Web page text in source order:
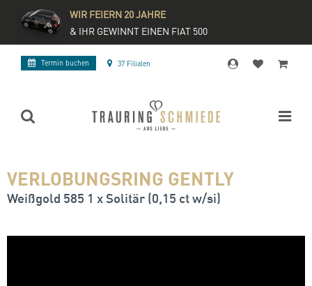
WIR FEIERN 20 JAHRE
& IHR GEWINNT EINEN FIAT 500
Termin buchen 37 Filialen
VERLOBUNGSRING GENTLY
Weißgold 585 1 x Solitär (0,15 ct w/si)